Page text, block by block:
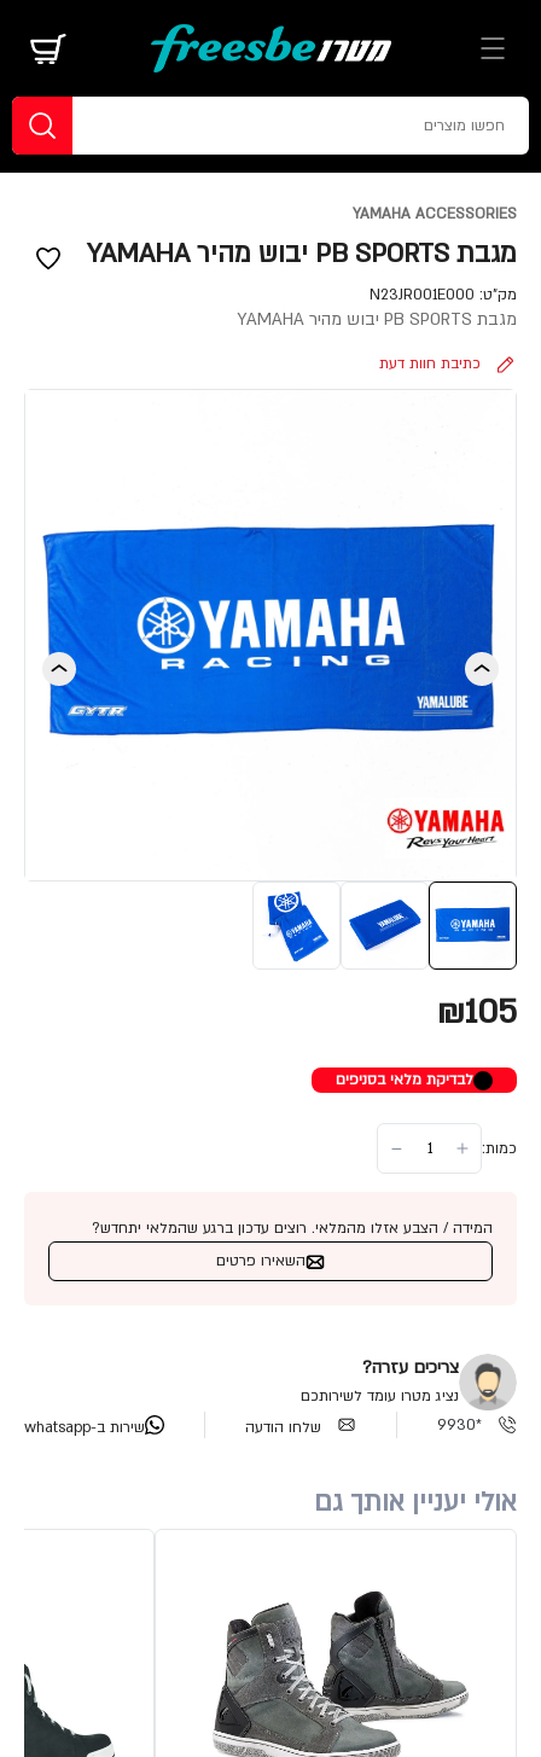
YAMAHA ACCESSORIES
מגבת PB SPORTS יבוש מהיר YAMAHA
מק"ט: N23JR001E000
מגבת PB SPORTS יבוש מהיר YAMAHA
כתיבת חוות דעת
₪105
לבדיקת מלאי בסניפים
כמות:
המידה / הצבע אזלו מהמלאי. רוצים עדכון ברגע שהמלאי יתחדש?
השאירו פרטים
צריכים עזרה?
נציג מטרו עומד לשירותכם
*9930
שלחו הודעה שירות ב-whatsapp
אולי יעניין אותך גם